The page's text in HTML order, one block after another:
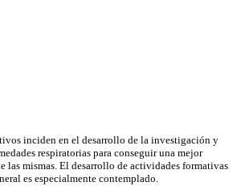
inciden en el desarrollo de la investigación y
respiratorias para conseguir una mejor
las mismas. El desarrollo de actividades formativas
es especialmente contemplado.